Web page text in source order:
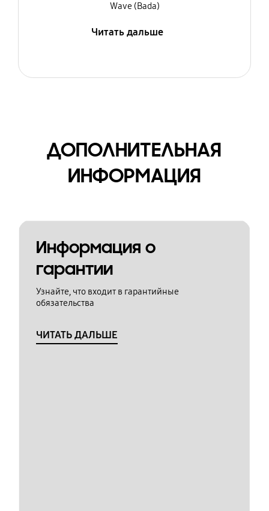
Wave (Bada)
Читать дальше
ДОПОЛНИТЕЛЬНАЯ
ИНФОРМАЦИЯ
Информация о
гарантии
Узнайте, что входит в гарантийные
обязательства
ЧИТАТЬ ДАЛЬШЕ